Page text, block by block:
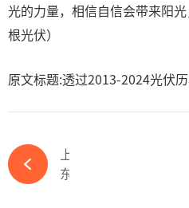
光的力量，相信自信会带来阳
根光伏）
原文标题:透过2013-2024光伏